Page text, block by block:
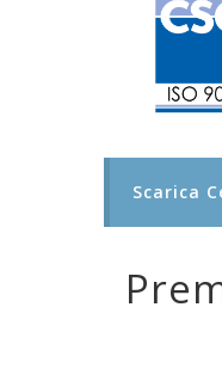
Scarica